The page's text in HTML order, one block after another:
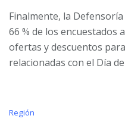
Finalmente, la
66 % de los encuestados
ofertas y descuentos
relacionadas con el Día
C
Región